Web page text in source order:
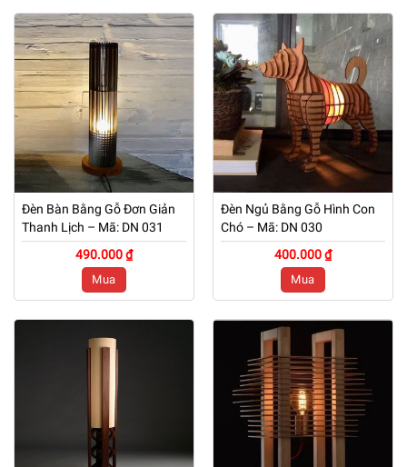
Đèn Bàn Bằng Gỗ Đơn Giản
Thanh Lịch – Mã: DN 031
490.000 ₫
Mua
Đèn Ngủ Bằng Gỗ Hình Con
Chó – Mã: DN 030
400.000 ₫
Mua